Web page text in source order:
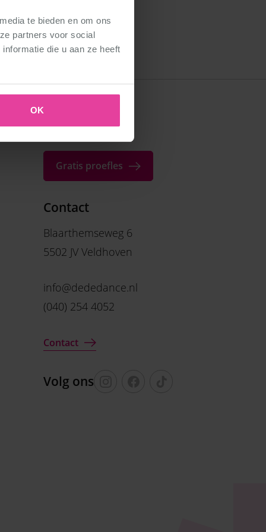
te bieden en om ons
partners voor social
die u aan ze heeft
OK
Gratis proefles
Contact
Blaarthemseweg 6
5502 JV Veldhoven
info@dededance.nl
(040) 254 4052
Contact
Volg ons